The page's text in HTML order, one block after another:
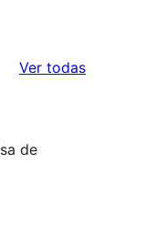
Ver todasavaliações
de